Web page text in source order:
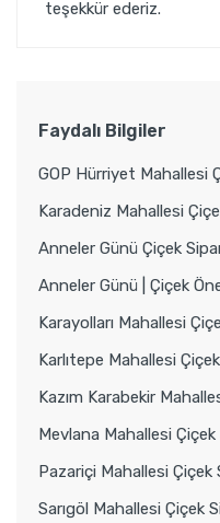
Faydalı Bilgiler
GOP Hürriyet Mahallesi
Karadeniz Mahallesi
Anneler Günü Çiçek
Anneler Günü | Çiçek
Karayolları Mahallesi
Karlıtepe Mahallesi
Kazım Karabekir
Mevlana Mahallesi
Pazariçi Mahallesi Çiçek
Sarıgöl Mahallesi Çiçek
teşekkür ederiz.